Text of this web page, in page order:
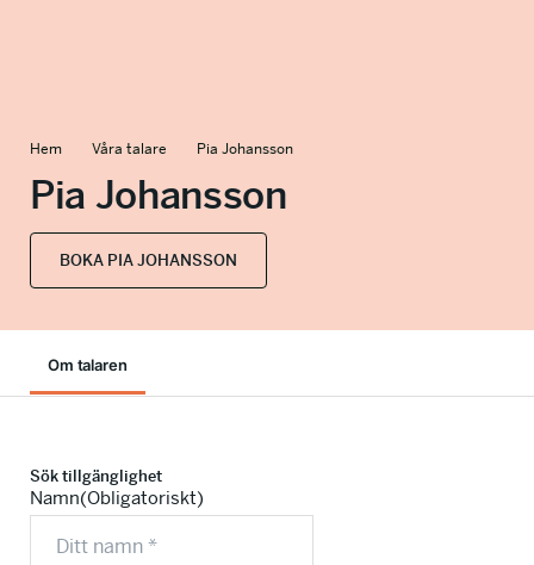
Hem Våra talare Pia Johansson
Pia Johansson
BOKA PIA JOHANSSON
Om talaren
Sök tillgänglighet
Namn(Obligatoriskt)